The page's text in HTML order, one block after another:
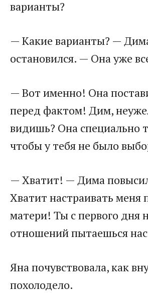
варианты?
— Какие варианты? —
остановился. — Она уже
— Вот именно! Она
перед фактом! Дим,
видишь? Она специально
чтобы у тебя не было
— Хватит! — Дима
Хватит настраивать меня
матери! Ты с первого дня
отношений пытаешься
Яна почувствовала, как
похолодело.